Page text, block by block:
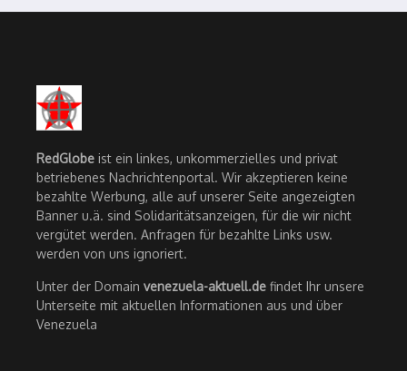
RedGlobe ist ein linkes, unkommerzielles und privat
betriebenes Nachrichtenportal. Wir akzeptieren keine
bezahlte Werbung, alle auf unserer Seite angezeigten
Banner u.ä. sind Solidaritätsanzeigen, für die wir nicht
vergütet werden. Anfragen für bezahlte Links usw.
werden von uns ignoriert.
Unter der Domain venezuela-aktuell.de findet Ihr unsere
Unterseite mit aktuellen Informationen aus und über
Venezuela